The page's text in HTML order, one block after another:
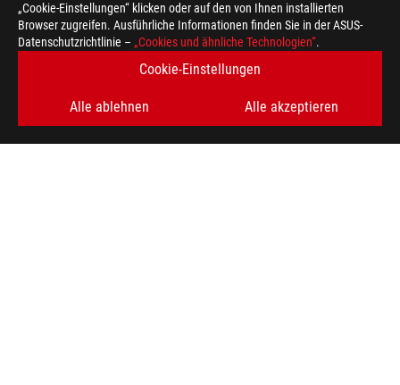
„Cookie-Einstellungen“ klicken oder auf den von Ihnen installierten
Browser zugreifen. Ausführliche Informationen finden Sie in der ASUS-
Datenschutzrichtlinie – „Cookies und ähnliche Technologien“.
Cookie-Einstellungen
Alle ablehnen Alle akzeptieren